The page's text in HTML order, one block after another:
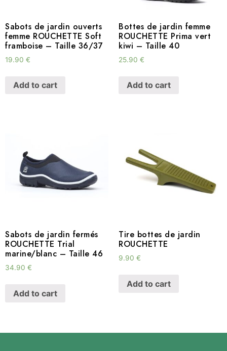
Sabots de jardin ouverts
femme ROUCHETTE Soft
framboise – Taille 36/37
19.90 €
Add to cart
Bottes de jardin femme
ROUCHETTE Prima vert
kiwi – Taille 40
25.90 €
Add to cart
Sabots de jardin fermés
ROUCHETTE Trial
marine/blanc – Taille 46
34.90 €
Add to cart
Tire bottes de jardin
ROUCHETTE
9.90 €
Add to cart